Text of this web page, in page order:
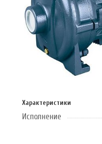
Характеристики
Исполнение